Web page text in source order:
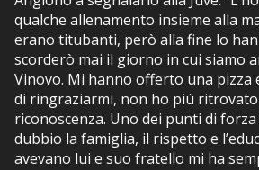
qualche allenamento insieme alla
erano titubanti, però alla fine lo
scorderò mai il giorno in cui siamo
Vinovo. Mi hanno offerto una pizza
di ringraziarmi, non ho più
riconoscenza. Uno dei punti di forza
dubbio la famiglia, il rispetto e
avevano lui e suo fratello mi ha